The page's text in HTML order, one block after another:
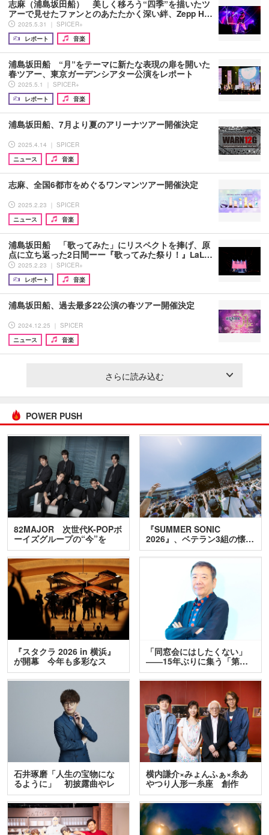
志麻（浦島坂田船） 美しく移ろう“四季”を描いたツ
アーで見せたファンとのあたたかく深い絆、Zepp H…
2025.5.31 ｜ SPICER+
レポート
音楽
浦島坂田船 “月”をテーマに新たな表現の扉を開いた
春ツアー、東京ガーデンシアター公演をレポート
2025.5.1 ｜ SPICER+
レポート
音楽
浦島坂田船、7月より夏のアリーナツアー開催決定
2025.4.14 ｜ SPICER
ニュース
音楽
志麻、全国6都市をめぐるワンマンツアー開催決定
2025.2.23 ｜ SPICER
ニュース
音楽
浦島坂田船 「歌ってみた」にリスペクトを捧げ、原
点に立ち返った2日間ーー『歌ってみた祭り！』LaL…
2025.2.23 ｜ SPICER+
レポート
音楽
浦島坂田船、過去最多22公演の春ツアー開催決定
2024.12.25 ｜ SPICER
ニュース
音楽
さらに読み込む
POWER PUSH
82MAJOR 次世代K-POPボ
ーイズグループの“今”を
訊…
『SUMMER SONIC
2026』、ベテラン3組の懐…
『スタクラ 2026 in 横浜』
が開幕 今年も多彩なス
テ…
「同窓会にはしたくない」
――15年ぶりに集う「第…
石井琢磨「人生の宝物にな
るように」 初披露曲やレ
ア…
横内謙介×みょんふぁ×糸あ
やつり人形一糸座 創作
人…